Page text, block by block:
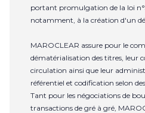
portant promulgation de la loi
notamment, à la création d'un
MAROCLEAR assure pour le
dématérialisation des titres, leur
circulation ainsi que leur
référentiel et codification selon
Tant pour les négociations de
transactions de gré à gré,